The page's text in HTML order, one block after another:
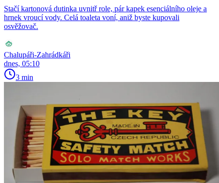
Stačí kartonová dutinka uvnitř role, pár kapek esenciálního oleje a
hrnek vroucí vody. Celá toaleta voní, aniž byste kupovali
osvěžovač.
Chalupáři-Zahrádkáři
dnes, 05:10
3 min